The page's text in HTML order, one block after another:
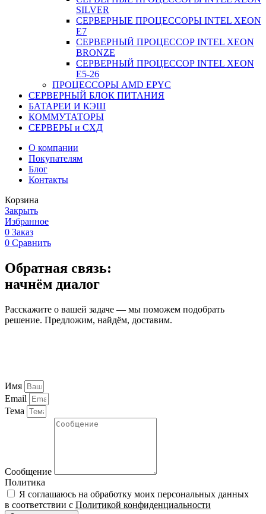
SILVER
СЕРВЕРНЫЕ ПРОЦЕССОРЫ INTEL XEON
Е7
СЕРВЕРНЫЙ ПРОЦЕССОР INTEL XEON
BRONZE
СЕРВЕРНЫЙ ПРОЦЕССОР INTEL XEON
Е5-26
ПРОЦЕССОРЫ AMD EPYC
СЕРВЕРНЫЙ БЛОК ПИТАНИЯ
БАТАРЕИ И КЭШ
КОММУТАТОРЫ
СЕРВЕРЫ и СХД
О компании
Покупателям
Блог
Контакты
Корзина
Закрыть
Избранное
0 Заказ
0 Сравнить
Обратная связь:
начнём диалог
Расскажите о вашей задаче — мы поможем подобрать
решение. Предложим, найдём, доставим.
Имя
Email
Тема
Сообщение
Политика
Я соглашаюсь на обработку моих персональных данных
в соответствии с Политикой конфиденциальности